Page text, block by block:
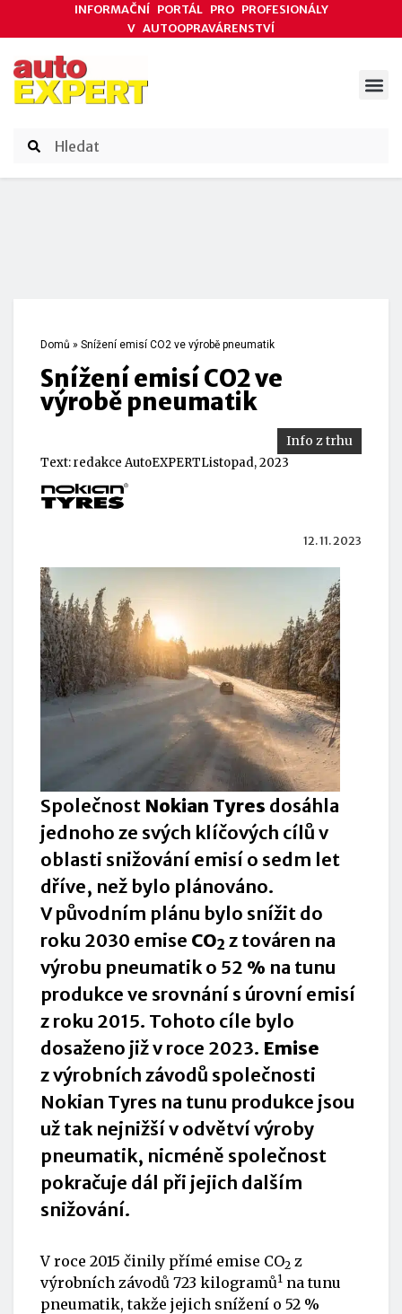
INFORMAČNÍ PORTÁL PRO PROFESIONÁLY
V AUTOOPRAVÁRENSTVÍ
Domů » Snížení emisí CO2 ve výrobě pneumatik
Snížení emisí CO2 ve
výrobě pneumatik
Info z trhu
Text:redakce AutoEXPERTListopad, 2023
12. 11. 2023
Společnost Nokian Tyres dosáhla
jednoho ze svých klíčových cílů v
oblasti snižování emisí o sedm let
dříve, než bylo plánováno.
V původním plánu bylo snížit do
roku 2030 emise CO2 z továren na
výrobu pneumatik o 52 % na tunu
produkce ve srovnání s úrovní emisí
z roku 2015. Tohoto cíle bylo
dosaženo již v roce 2023. Emise
z výrobních závodů společnosti
Nokian Tyres na tunu produkce jsou
už tak nejnižší v odvětví výroby
pneumatik, nicméně společnost
pokračuje dál při jejich dalším
snižování.
V roce 2015 činily přímé emise CO2 z
výrobních závodů 723 kilogramů1 na tunu
pneumatik, takže jejich snížení o 52 %